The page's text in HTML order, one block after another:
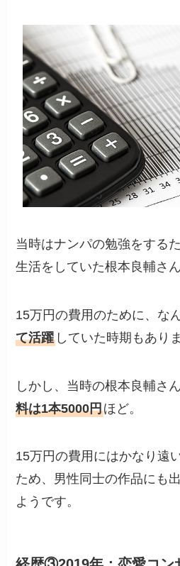
当時はナンパの勉強をする
生活をしていた根本良輔さん
15万円の費用のために、な
て活躍 していた時期もあり
しかし、当時の根本良輔さ
料は1本5000円ほど。
15万円の費用にはかなり遠
ため、男性同士の作品にも
ようです。